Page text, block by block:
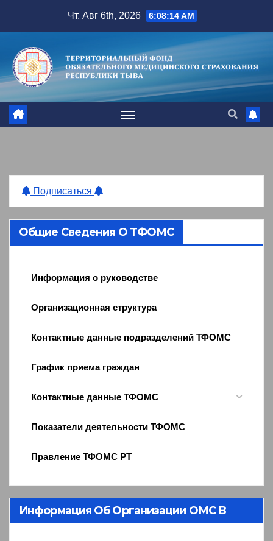
содержимому
Чт. Авг 6th, 2026 6:08:15 AM
Подписаться
Общие Сведения О ТФОМС
Информация о руководстве
Организационная структура
Контактные данные подразделений ТФОМС
График приема граждан
Контактные данные ТФОМС
Показатели деятельности ТФОМС
Правление ТФОМС РТ
Информация Об Организации ОМС В